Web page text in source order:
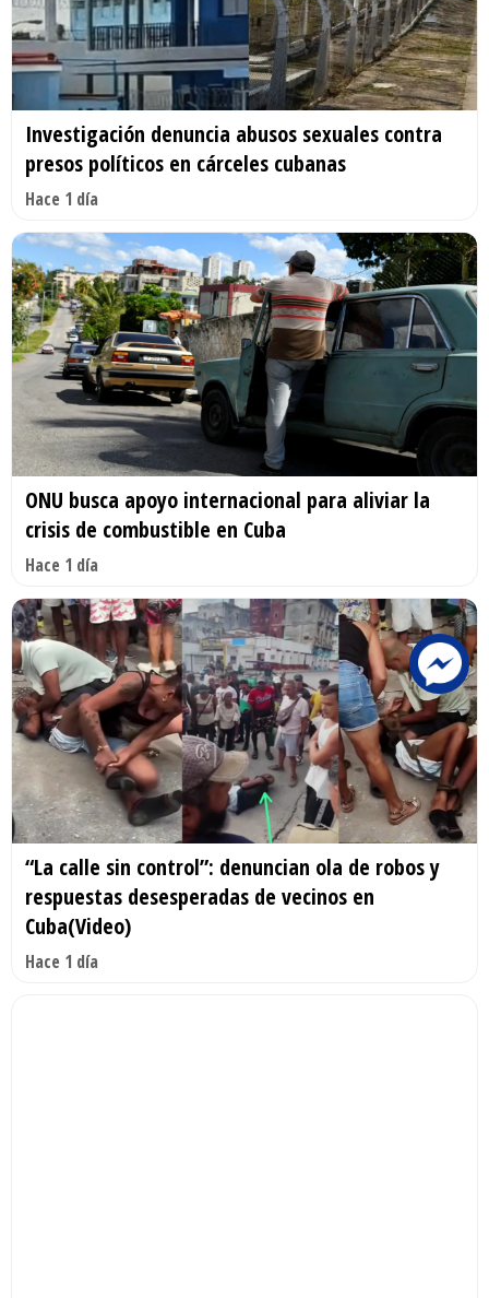
Investigación denuncia abusos sexuales contra
presos políticos en cárceles cubanas
Hace 1 día
ONU busca apoyo internacional para aliviar la
crisis de combustible en Cuba
Hace 1 día
“La calle sin control”: denuncian ola de robos y
respuestas desesperadas de vecinos en
Cuba(Video)
Hace 1 día